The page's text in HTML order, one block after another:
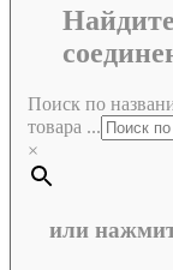
Поиск по
товара ...
×
или